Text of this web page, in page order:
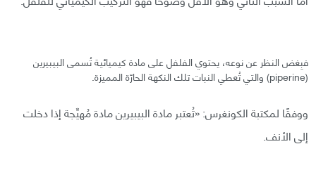
فبِغض النظر عن نوعه، يحتوي الفلفل على مادة كيميائية تُسمى البيبيرين
(piperine) والتي تُعطي النبات تلك النكهة الحارّة المميزة.
ووفقًا لمكتبة الكونغرس: «تُعتبر مادة البيبيرين مادة مُهيِّجة إذا دخلت
إلى الأنف.